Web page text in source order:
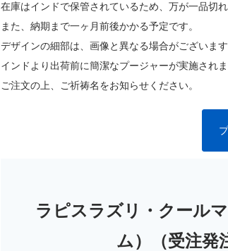
在庫はインドで保管されているため、万が一品切
また、納期まで一ヶ月前後かかる予定です。
デザインの細部は、画像と異なる場合がございます
インドより出荷前に簡潔なプージャーが実施され
ご注文の上、ご祈祷名をお知らせください。